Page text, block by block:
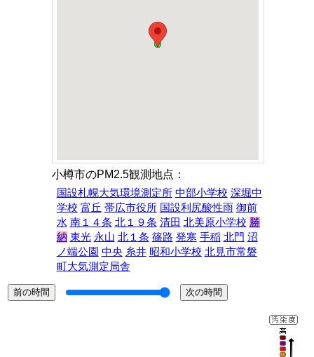
小樽市のPM2.5観測地点：
国設札幌大気環境測定所 中部小学校 深堀中
学校 富丘 帯広市役所 国設利尻酸性雨 御前
水 南１４条 北１９条 清田 北美原小学校 勝
納 東光 永山 北１条 篠路 発寒 手稲 北門 沼
ノ端公園 中央 糸井 昭和小学校 北見市常磐
町大気測定局舎